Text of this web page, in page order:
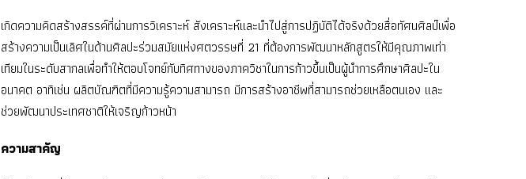
เกิดความคิดสร้างสรรค์ที่ผ่านการวิเคราะห์ สังเคราะห์และนําไปสู่การปฏิบัติได้จริงด้วยสื่อทัศนศิลป์เพื่อ
สร้างความเป็นเลิศในด้านศิลปะร่วมสมัยแห่งศตวรรษที่ 21 ที่ต้องการพัฒนาหลักสูตรให้มีคุณภาพเท่า
เทียมในระดับสากลเพื่อทําให้ตอบโจทย์กับทิศทางของภาควิชาในการก้าวขึ้นเป็นผู้นําการศึกษาศิลปะใน
อนาคต อาทิเช่น ผลิตบัณฑิตที่มีความรู้ความสามารถ มีการสร้างอาชีพที่สามารถช่วยเหลือตนเอง และ
ช่วยพัฒนาประเทศชาติให้เจริญก้าวหน้า
ความสาคัญ